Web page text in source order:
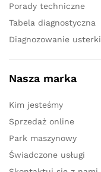
Porady techniczne
Tabela diagnostyczna
Diagnozowanie usterki
Nasza marka
Kim jesteśmy
Sprzedaż online
Park maszynowy
Świadczone usługi